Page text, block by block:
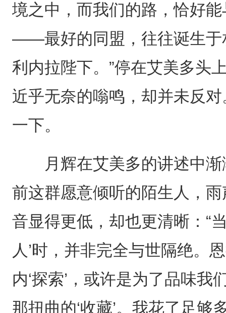
境之中，而我们的路，恰好
——最好的同盟，往往诞生于
利内拉陛下。”停在艾美多头
近乎无奈的嗡鸣，却并未反
一下。
月辉在艾美多的讲述中渐
前这群愿意倾听的陌生人，
音显得更低，却也更清晰：“
人’时，并非完全与世隔绝。
内‘探索’，或许是为了品味
那扭曲的‘收藏’。我花了足